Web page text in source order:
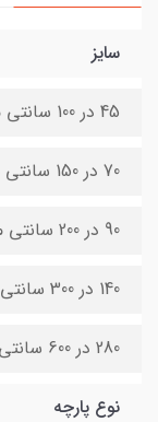
سایز
45 در 100 سانتی متر
70 در 150 سانتی متر
90 در 200 سانتی متر
140 در 300 سانتی متر
280 در 600 سانتی متر
نوع پارچه